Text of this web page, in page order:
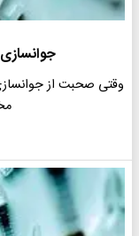
جوانسازی
وقتی صحبت از